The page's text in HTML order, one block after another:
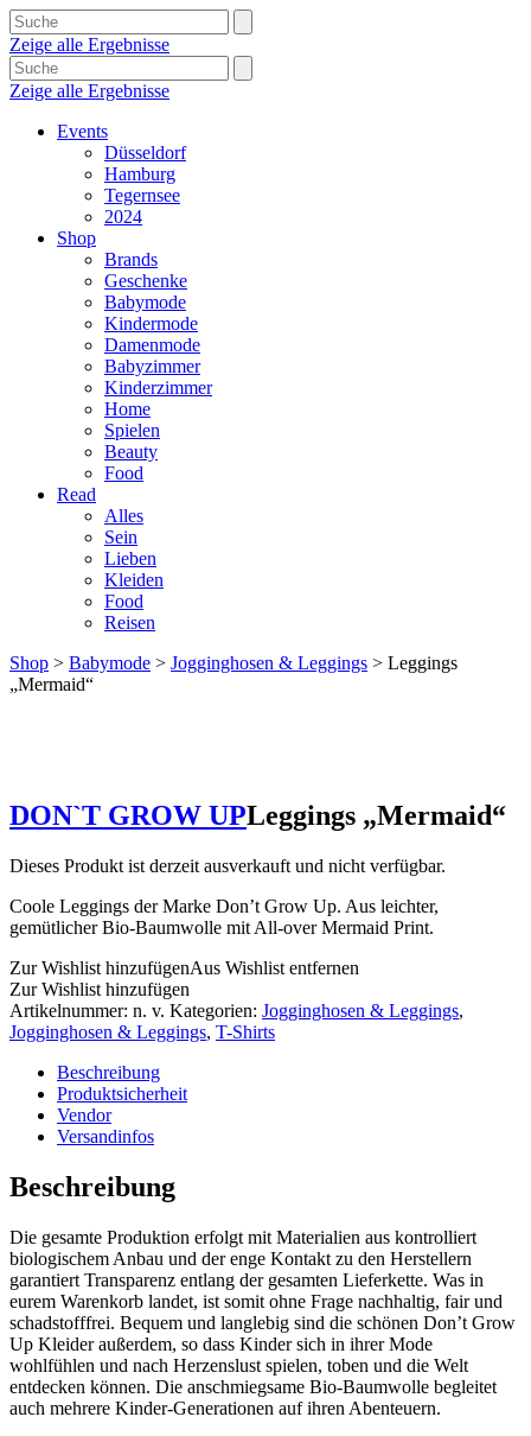
Zeige alle Ergebnisse
Zeige alle Ergebnisse
Events
Düsseldorf
Hamburg
Tegernsee
2024
Shop
Brands
Geschenke
Babymode
Kindermode
Damenmode
Babyzimmer
Kinderzimmer
Home
Spielen
Beauty
Food
Read
Alles
Sein
Lieben
Kleiden
Food
Reisen
Shop > Babymode > Jogginghosen & Leggings > Leggings
„Mermaid“
DON`T GROW UPLeggings „Mermaid“
Dieses Produkt ist derzeit ausverkauft und nicht verfügbar.
Coole Leggings der Marke Don’t Grow Up. Aus leichter,
gemütlicher Bio-Baumwolle mit All-over Mermaid Print.
Zur Wishlist hinzufügenAus Wishlist entfernen
Zur Wishlist hinzufügen
Artikelnummer: n. v. Kategorien: Jogginghosen & Leggings,
Jogginghosen & Leggings, T-Shirts
Beschreibung
Produktsicherheit
Vendor
Versandinfos
Beschreibung
Die gesamte Produktion erfolgt mit Materialien aus kontrolliert
biologischem Anbau und der enge Kontakt zu den Herstellern
garantiert Transparenz entlang der gesamten Lieferkette. Was in
eurem Warenkorb landet, ist somit ohne Frage nachhaltig, fair und
schadstofffrei. Bequem und langlebig sind die schönen Don’t Grow
Up Kleider außerdem, so dass Kinder sich in ihrer Mode
wohlfühlen und nach Herzenslust spielen, toben und die Welt
entdecken können. Die anschmiegsame Bio-Baumwolle begleitet
auch mehrere Kinder-Generationen auf ihren Abenteuern.